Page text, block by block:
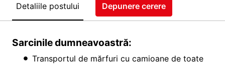
Detaliile postului Depunere cerere
Sarcinile dumneavoastră:
Transportul de mărfuri cu camioane de toate